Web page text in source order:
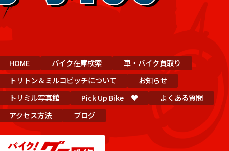
HOME バイク在庫検索
車・バイク買取り
トリトン＆ミルコビッチについて
お知らせ
トリミル写真館
Pick Up Bike ♥
よくある質問
アクセス方法
ブログ